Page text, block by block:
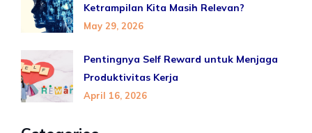
Ketrampilan Kita Masih Relevan?
May 29, 2026
Pentingnya Self Reward untuk Menjaga
Produktivitas Kerja
April 16, 2026